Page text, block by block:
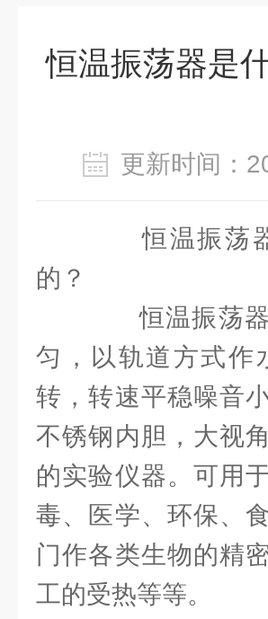
恒温振荡器是
更新时间
恒温振荡器
的？
恒温振荡器
匀，以轨道方式作
转，转速平稳噪音
不锈钢内胆，大视
的实验仪器。可用
毒、医学、环保、
门作各类生物的精
工的受热等等。